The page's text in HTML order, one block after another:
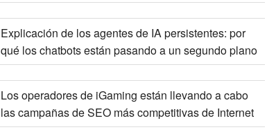
Explicación de los agentes de IA persistentes: por
qué los chatbots están pasando a un segundo plano
Los operadores de iGaming están llevando a cabo
las campañas de SEO más competitivas de Internet